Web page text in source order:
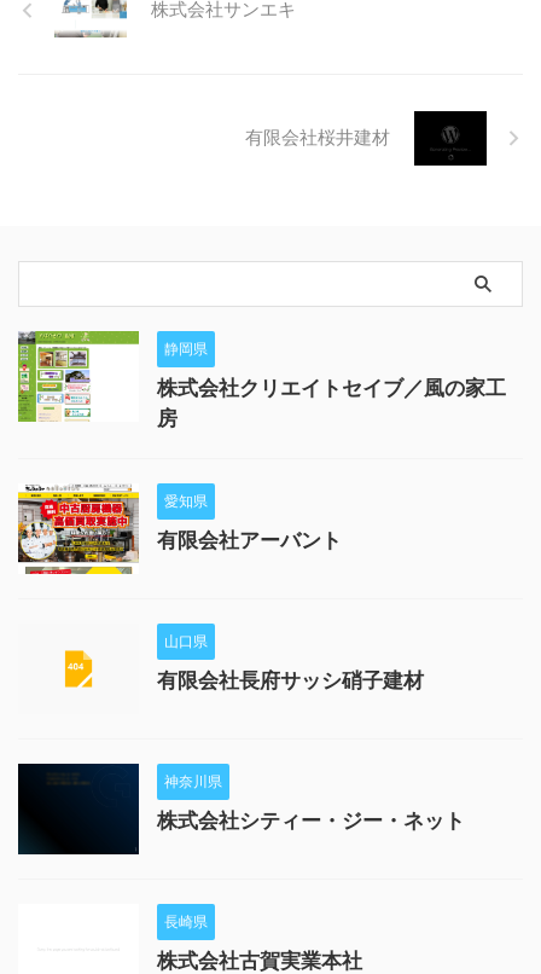
株式会社サンエキ
有限会社桜井建材
静岡県
株式会社クリエイトセイブ／風の家工
房
愛知県
有限会社アーバント
山口県
有限会社長府サッシ硝子建材
神奈川県
株式会社シティー・ジー・ネット
長崎県
株式会社古賀実業本社